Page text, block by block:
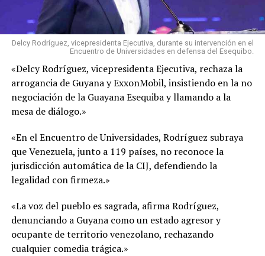
Delcy Rodríguez, vicepresidenta Ejecutiva, durante su intervención en el
Encuentro de Universidades en defensa del Esequibo.
«Delcy Rodríguez, vicepresidenta Ejecutiva, rechaza la
arrogancia de Guyana y ExxonMobil, insistiendo en la no
negociación de la Guayana Esequiba y llamando a la
mesa de diálogo.»
«En el Encuentro de Universidades, Rodríguez subraya
que Venezuela, junto a 119 países, no reconoce la
jurisdicción automática de la CIJ, defendiendo la
legalidad con firmeza.»
«La voz del pueblo es sagrada, afirma Rodríguez,
denunciando a Guyana como un estado agresor y
ocupante de territorio venezolano, rechazando
cualquier comedia trágica.»